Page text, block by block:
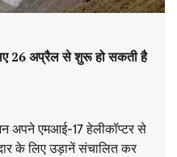
26 अप्रैल से शुरू हो सकती है
अपने एमआई-17 हेलीकॉप्टर से
के लिए उड़ानें संचालित कर